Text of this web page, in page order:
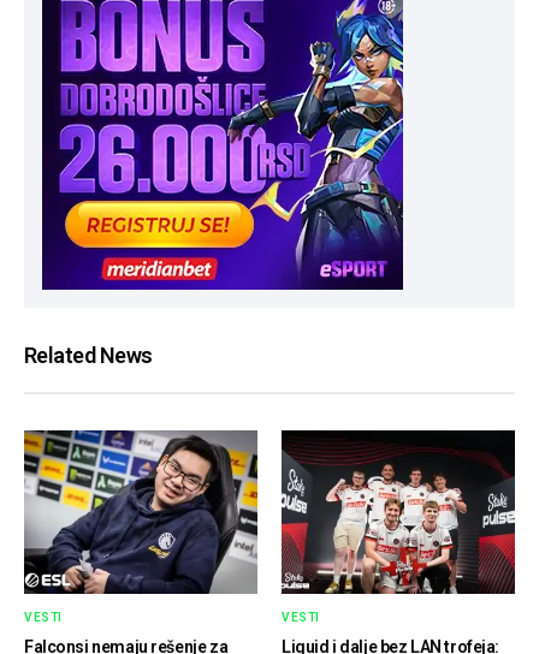
Related News
VESTI
Falconsi nemaju rešenje za
VESTI
Liquid i dalje bez LAN trofeja: